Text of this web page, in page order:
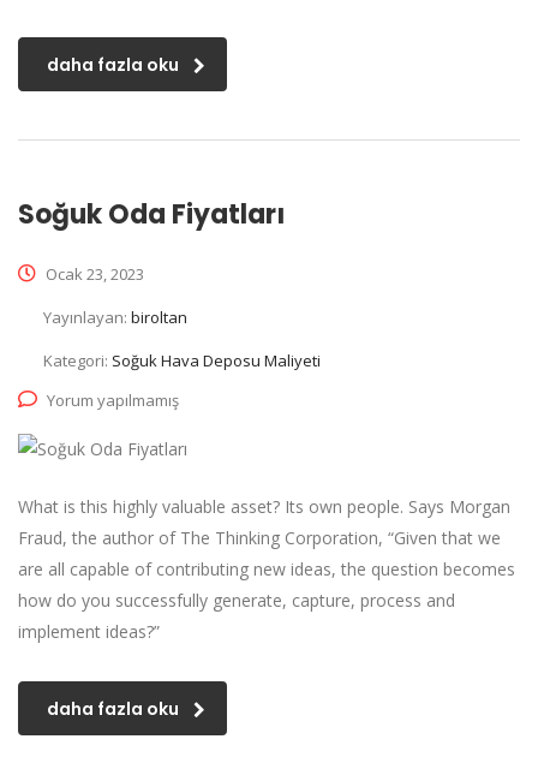
daha fazla oku
Soğuk Oda Fiyatları
Ocak 23, 2023
Yayınlayan: biroltan
Kategori: Soğuk Hava Deposu Maliyeti
Yorum yapılmamış
What is this highly valuable asset? Its own people. Says Morgan
Fraud, the author of The Thinking Corporation, “Given that we
are all capable of contributing new ideas, the question becomes
how do you successfully generate, capture, process and
implement ideas?”
daha fazla oku